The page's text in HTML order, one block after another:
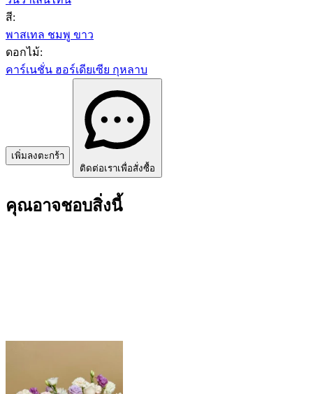
สี:
พาสเทล ชมพู ขาว
ดอกไม้:
คาร์เนชั่น ฮอร์เดียเซีย กุหลาบ
เพิ่มลงตะกร้า
ติดต่อเราเพื่อสั่งซื้อ
คุณอาจชอบสิ่งนี้